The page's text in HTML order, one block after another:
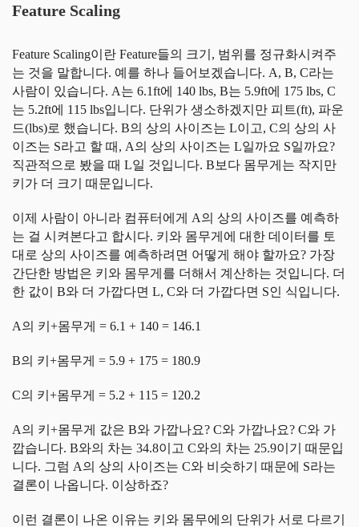
Feature Scaling
Feature Scaling이란 Feature들의 크기, 범위를 정규화시켜주
는 것을 말합니다. 예를 하나 들어보겠습니다. A, B, C라는
사람이 있습니다. A는 6.1ft에 140 lbs, B는 5.9ft에 175 lbs, C
는 5.2ft에 115 lbs입니다. 단위가 생소하겠지만 피트(ft), 파운
드(lbs)로 했습니다. B의 상의 사이즈는 L이고, C의 상의 사
이즈는 S라고 할 때, A의 상의 사이즈는 L일까요 S일까요?
직관적으로 봤을 때 L일 것입니다. B보다 몸무게는 작지만
키가 더 크기 때문입니다.
이제 사람이 아니라 컴퓨터에게 A의 상의 사이즈를 예측하
는 걸 시켜본다고 합시다. 키와 몸무게에 대한 데이터를 토
대로 상의 사이즈를 예측하려면 어떻게 해야 할까요? 가장
간단한 방법은 키와 몸무게를 더해서 계산하는 것입니다. 더
한 값이 B와 더 가깝다면 L, C와 더 가깝다면 S인 식입니다.
A의 키+몸무게 = 6.1 + 140 = 146.1
B의 키+몸무게 = 5.9 + 175 = 180.9
C의 키+몸무게 = 5.2 + 115 = 120.2
A의 키+몸무게 값은 B와 가깝나요? C와 가깝나요? C와 가
깝습니다. B와의 차는 34.8이고 C와의 차는 25.9이기 때문입
니다. 그럼 A의 상의 사이즈는 C와 비슷하기 때문에 S라는
결론이 나옵니다. 이상하죠?
이런 결론이 나온 이유는 키와 몸무에의 단위가 서로 다르기